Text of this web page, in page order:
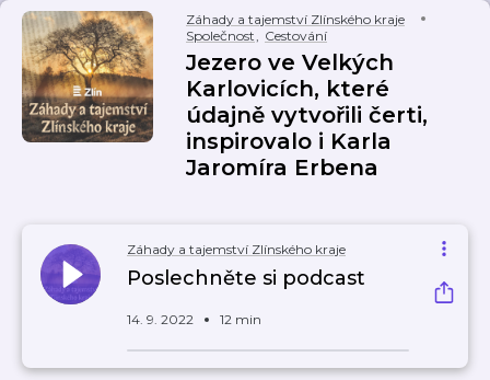
Záhady a tajemství Zlínského kraje
Společnost, Cestování
Jezero ve Velkých
Karlovicích, které
údajně vytvořili čerti,
inspirovalo i Karla
Jaromíra Erbena
Záhady a tajemství Zlínského kraje
Poslechněte si podcast
14. 9. 2022 12 min